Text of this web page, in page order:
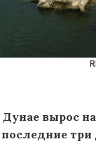
вырос
три